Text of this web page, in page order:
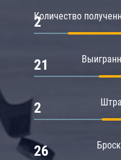
Количество
2
21
2
26